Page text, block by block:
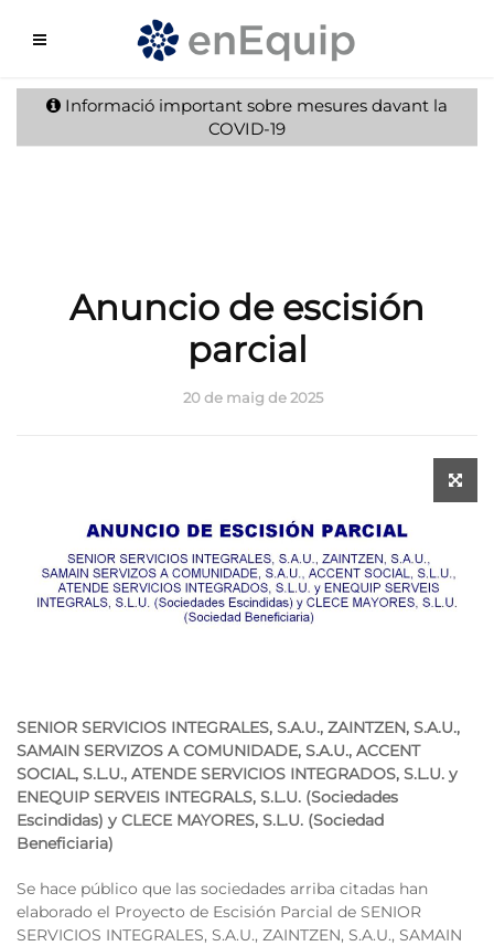
Informació important sobre mesures davant la
COVID-19
Anuncio de escisión
parcial
20 de maig de 2025
SENIOR SERVICIOS INTEGRALES, S.A.U., ZAINTZEN, S.A.U.,
SAMAIN SERVIZOS A COMUNIDADE, S.A.U., ACCENT
SOCIAL, S.L.U., ATENDE SERVICIOS INTEGRADOS, S.L.U. y
ENEQUIP SERVEIS INTEGRALS, S.L.U. (Sociedades
Escindidas) y CLECE MAYORES, S.L.U. (Sociedad
Beneficiaria)
Se hace público que las sociedades arriba citadas han
elaborado el Proyecto de Escisión Parcial de SENIOR
SERVICIOS INTEGRALES, S.A.U., ZAINTZEN, S.A.U., SAMAIN